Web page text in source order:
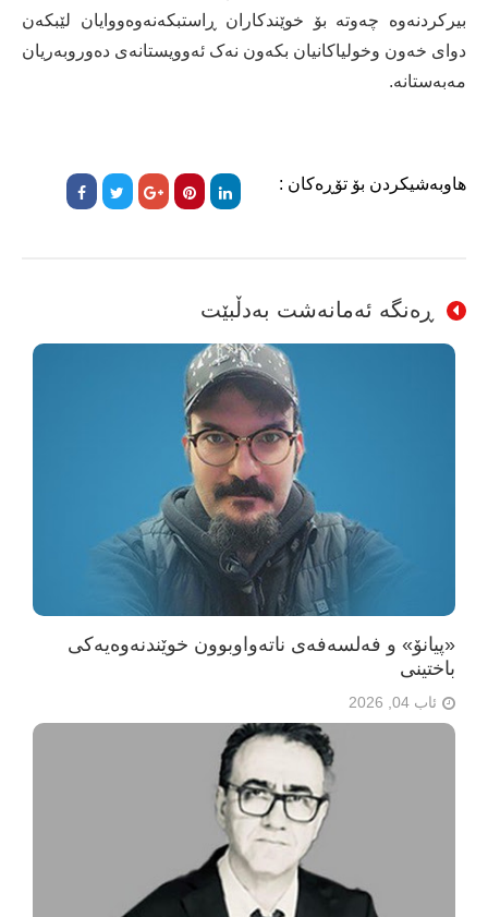
بیرکردنەوە چەوتە بۆ خوێندکاران ڕاستبکەنەوەووایان لێبکەن
دوای خەون وخولیاکانیان بکەون نەک ئەوویستانەی دەوروبەریان
مەبەستانە.
هاوبەشیکردن بۆ تۆڕەکان :
ڕەنگە ئەمانەشت بەدڵبێت
«پیانۆ» و فەلسەفەی ناتەواوبوون خوێندنەوەیەکی
باختینی
ئاب 04, 2026